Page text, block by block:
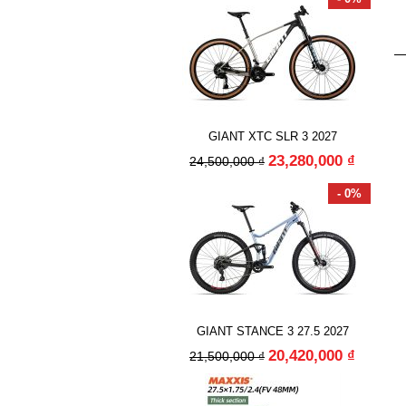
GIANT XTC SLR 3 2027
24,500,000 ₫ 23,280,000 ₫
- 0%
GIANT STANCE 3 27.5 2027
21,500,000 ₫ 20,420,000 ₫